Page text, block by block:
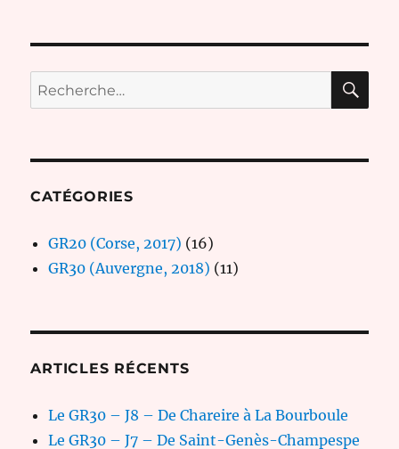
Recherche
pour :
CATÉGORIES
GR20 (Corse, 2017) (16)
GR30 (Auvergne, 2018) (11)
ARTICLES RÉCENTS
Le GR30 – J8 – De Chareire à La Bourboule
Le GR30 – J7 – De Saint-Genès-Champespe